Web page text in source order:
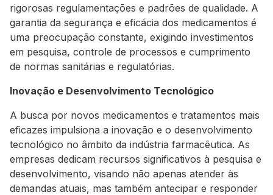
rigorosas regulamentações e padrões de qualidade. A
garantia da segurança e eficácia dos medicamentos é
uma preocupação constante, exigindo investimentos
em pesquisa, controle de processos e cumprimento
de normas sanitárias e regulatórias.
Inovação e Desenvolvimento Tecnológico
A busca por novos medicamentos e tratamentos mais
eficazes impulsiona a inovação e o desenvolvimento
tecnológico no âmbito da indústria farmacêutica. As
empresas dedicam recursos significativos à pesquisa e
desenvolvimento, visando não apenas atender às
demandas atuais, mas também antecipar e responder